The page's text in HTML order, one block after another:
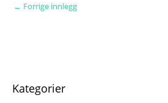
← Forrige innlegg
Kategorier